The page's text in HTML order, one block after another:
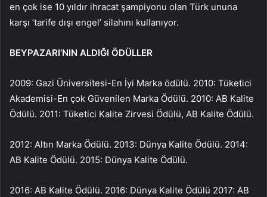
en çok ise 10 yıldır ihracat şampiyonu olan Türk ununa
karşı ‘tarife dışı engel’ silahını kullanıyor.
BEYPAZARI’NIN ALDIĞI ÖDÜLLER
2009: Gazi Üniversitesi-En İyi Marka ödülü. 2010: Tüketici
Akademisi-En çok Güvenilen Marka Ödülü. 2010: AB Kalite
Ödülü. 2011: Tüketici Kalite Zirvesi Ödülü, AB Kalite Ödülü.
2012: Altın Marka Ödülü. 2013: Dünya Kalite Ödülü. 2014:
AB Kalite Ödülü. 2015: Dünya Kalite Ödülü.
2016: AB Kalite Ödülü. 2016: Dünya Kalite Ödülü 2017: AB